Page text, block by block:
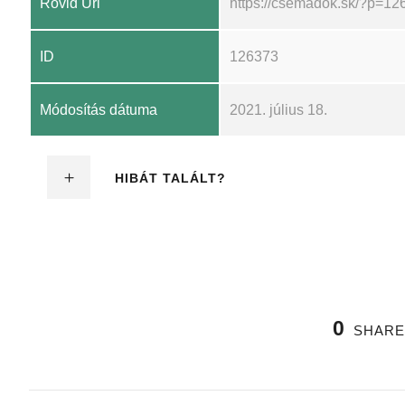
Rövid Url https://csemadok.sk/
ID 126373
Módosítás dátuma 2021. július 18.
HIBÁT TALÁLT?
0